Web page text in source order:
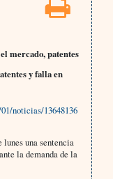
mercado, patentes
y falla en
noticias/13648136
una sentencia
la demanda de la